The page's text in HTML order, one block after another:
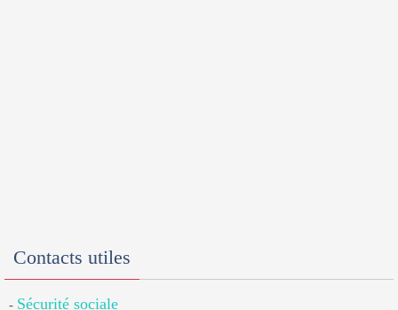
Contacts utiles
- Sécurité sociale